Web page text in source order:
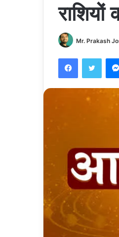
Mr. Prakash
Facebook